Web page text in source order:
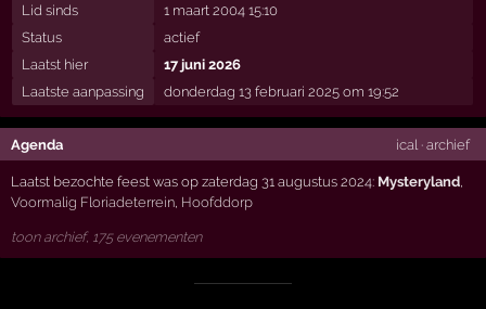
Lid sinds
1 maart 2004 15:10
Status
actief
Laatst hier
17 juni 2026
Laatste aanpassing
donderdag 13 februari 2025 om 19:52
Agenda ical · archief
Laatst bezochte feest was op zaterdag 31 augustus 2024: Mysteryland
Voormalig Floriadeterrein Hoofddorp
toon archief, 175 evenementen